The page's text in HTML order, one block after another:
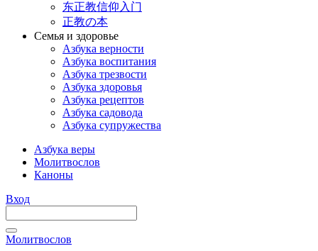
东正教信仰入门
正教の本
Семья и здоровье
Азбука верности
Азбука воспитания
Азбука трезвости
Азбука здоровья
Азбука рецептов
Азбука садовода
Азбука супружества
Азбука веры
Молитвослов
Каноны
Вход
Молитвослов